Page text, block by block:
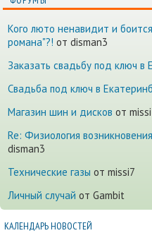
Кого люто ненавидит и
романа"?! от disman3
Заказать свадьбу под ключ в
Cвадьба под ключ в
Магазин шин и дисков от
Re: Физиология
disman3
Технические газы от missi7
Личный случай от Gambit
КАЛЕНДАРЬ НОВОСТЕЙ